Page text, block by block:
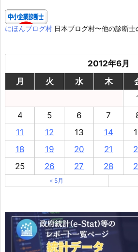
にほんブログ村 日本ブログ村〜他の診断士
2012年6月
月
火 水 木
4
5 6 7
11
12 13 14
18
19 20 21
25
26 27 28
« 5月